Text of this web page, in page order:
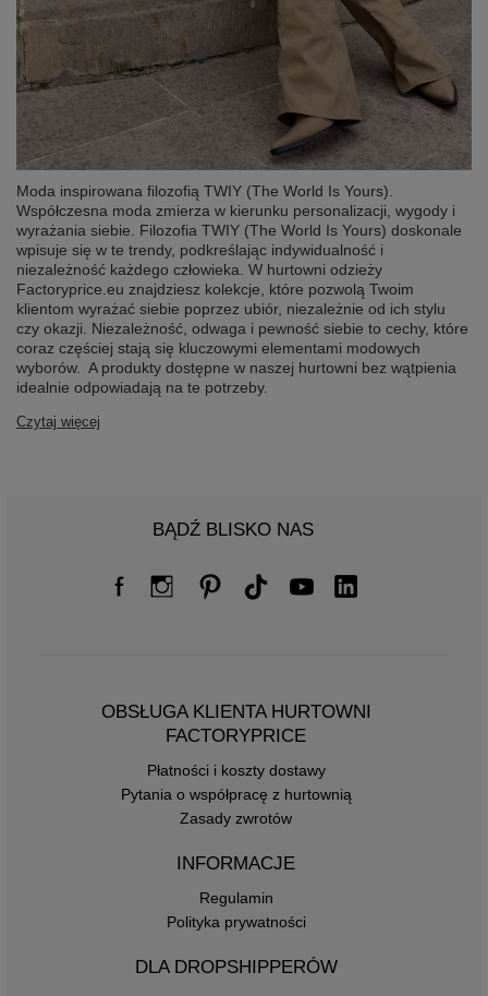
Moda inspirowana filozofią TWIY (The World Is Yours).
Współczesna moda zmierza w kierunku personalizacji, wygody i
wyrażania siebie. Filozofia TWIY (The World Is Yours) doskonale
wpisuje się w te trendy, podkreślając indywidualność i
niezależność każdego człowieka. W hurtowni odzieży
Factoryprice.eu znajdziesz kolekcje, które pozwolą Twoim
klientom wyrażać siebie poprzez ubiór, niezależnie od ich stylu
czy okazji. Niezależność, odwaga i pewność siebie to cechy, które
coraz częściej stają się kluczowymi elementami modowych
wyborów. A produkty dostępne w naszej hurtowni bez wątpienia
idealnie odpowiadają na te potrzeby.
Czytaj więcej
BĄDŹ BLISKO NAS
OBSŁUGA KLIENTA HURTOWNI
FACTORYPRICE
Płatności i koszty dostawy
Pytania o współpracę z hurtownią
Zasady zwrotów
INFORMACJE
Regulamin
Polityka prywatności
DLA DROPSHIPPERÓW